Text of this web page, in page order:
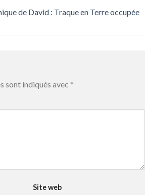
de David : Traque en Terre occupée
sont indiqués avec *
Site web